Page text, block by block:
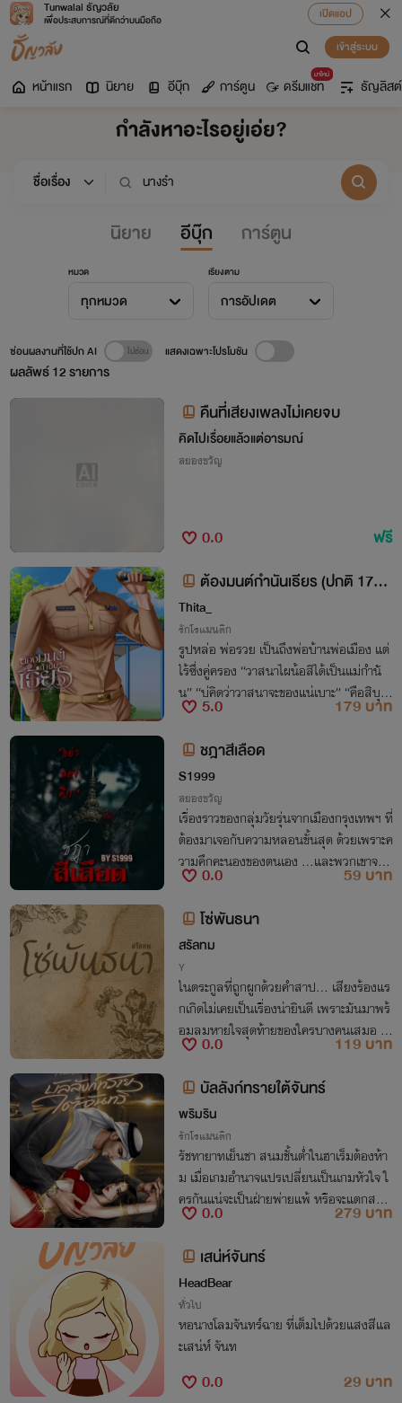
Tunwalai ธัญวลัย
เพื่อประสบการณ์ที่ดีกว่าบนมือถือ
เปิดแอป
เข้าสู่ระบบ
หน้าแรก นิยาย อีบุ๊ก การ์ตูน
มาใหม่
ดรีมแชท ธัญลิสต์
กำลังหาอะไรอยู่เอ่ย?
นิยาย อีบุ๊ก การ์ตูน
หมวด
ทุกหมวด
เรียงตาม
การอัปเดต
ผลลัพธ์12รายการ
ซ่อนผลงานที่ใช้ปก AI แสดงเฉพาะโปรโมชัน
คืนที่เสียงเพลงไม่เคยจบ
คิดไปเรื่อยแล้วแต่อารมณ์
สยองขวัญ
0.0
ฟรี
ต้องมนต์กำนันเธียร (ปกติ 179.
-)
Thita_
รักโรแมนติก
รูปหล่อ พ่อรวย เป็นถึงพ่อบ้านพ่อเมือง แต่
ไร้ซึ่งคู่ครอง “วาสนาไผน้อสิได้เป็นแม่กำนั
น” “บ่คิดว่าวาสนาจะของแน่เบาะ” “คือสิบุญ
บ่ฮอดอ้ายดอก” x ไม่มีนอกกายนอกใจ / จ
5.0
179 บาท
ชฎาสีเลือด
S1999
สยองขวัญ
เรื่องราวของกลุ่มวัยรุ่นจากเมืองกรุงเทพฯ ที่
ต้องมาเจอกับความหลอนขั้นสุด ด้วยเพราะค
วามคึกคะนองของตนเอง ...และพวกเขาจะต้
องทำทุกทางเพื่อให้รอดจากความตายอันสุด
0.0
59 บาท
โซ่พันธนา
สรัลทม
Y
ในตระกูลที่ถูกผูกด้วยคำสาป... เสียงร้องแร
กเกิดไม่เคยเป็นเรื่องน่ายินดี เพราะมันมาพร้
อมลมหายใจสุดท้ายของใครบางคนเสมอ แ
ละทุกครั้งที่วงจรนี้วนกลับมา คำสาปจะยิ่งแ
0.0
119 บาท
บัลลังก์ทรายใต้จันทร์
พริมริน
รักโรแมนติก
รัชทายาทเย็นชา สนมชั้นต่ำในฮาเร็มต้องห้า
ม เมื่อเกมอำนาจแปรเปลี่ยนเป็นเกมหัวใจ ใ
ครกันแน่จะเป็นฝ่ายพ่ายแพ้ หรือจะแตกสลา
ยก่อนจะได้รัก
0.0
279 บาท
เสน่ห์จันทร์
HeadBear
ทั่วไป
หอนางโลมจันทร์ฉาย ที่เต็มไปด้วยแสงสีแล
ะเสน่ห์ จันท
0.0
29 บาท